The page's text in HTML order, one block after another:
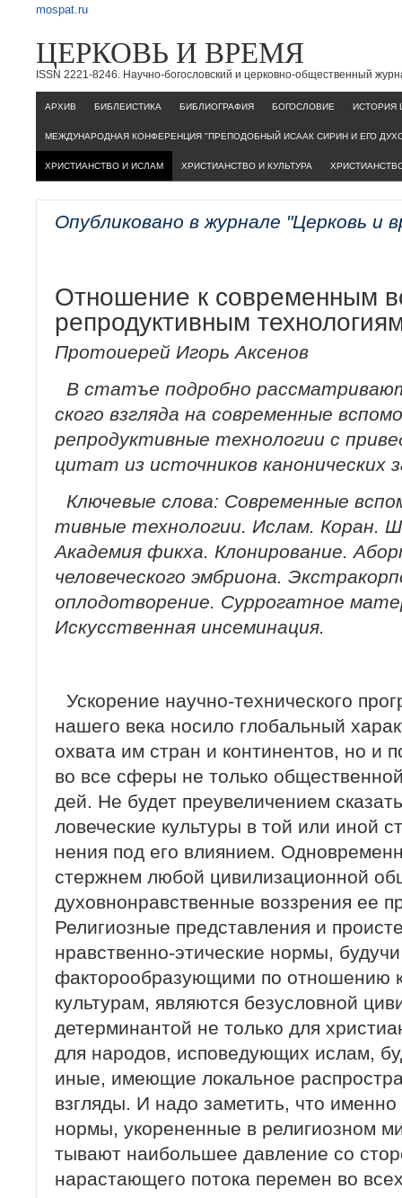
mospat.ru
ЦЕРКОВЬ И ВРЕМЯ
ISSN 2221-8246. Научно-богословский и церковно-общественный
AРХИВ БИБЛЕИСТИКА БИБЛИОГРАФИЯ БОГОСЛОВИЕ ИСТОРИЯ
МЕЖДУНАРОДНАЯ КОНФЕРЕНЦИЯ "ПРЕПОДОБНЫЙ ИСААК СИРИН И ЕГО
ХРИСТИАНСТВО И ИСЛАМ ХРИСТИАНСТВО И КУЛЬТУРА
Опубликовано в журнале "Церковь и
Отношение к современным
репродуктивным
Протоиерей Игорь Аксенов
В статъе подробно
ского взгляда на современные
репродуктивные технологии с
цитат из источников кано­нических
Ключевые слова: Современные
тивные технологии. Ислам. Коран.
Акаде­мия фикха. Клонирование.
человеческого эмбриона.
оплодотворение. Суррогатное
Искусственная инсеминация.
Ускорение научно-технического
нашего века носило глобальный
охвата им стран и континентов, но и
во все сферы не только
дей. Не будет преувеличением
ловеческие культуры в той или иной
нения под его влиянием.
стер­жнем любой цивилизационной
духовно­нравственные воззрения ее
Религиозные пред­ставления и
нравственно-этические нор­мы,
факторообразующими по отноше­нию
культурам, являются безусловной
детерминантой не только для
для народов, исповедующих ислам,
иные, имеющие локальное
взгляды. И надо заметить, что именно
нормы, укорененные в религиозном
тывают наибольшее давление со
нарастаю­щего потока перемен во